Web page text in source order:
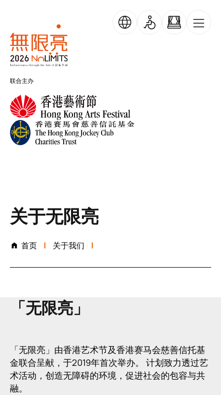
联合主办
关于无限亮
首页 关于我们
「无限亮」
「无限亮」由香港艺术节及香港赛马会慈善信托基
金联合呈献，于2019年首次举办。 计划致力透过艺
术活动，创造无障碍的环境，促进社会的包容与共
融。